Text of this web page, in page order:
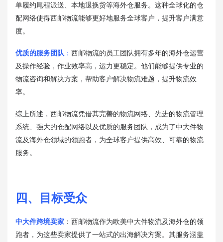
单履约尾程派送、本地退换货等海外仓服务。这种全球化的仓
配网络使得西邮物流能够更好地服务全球客户，提升客户满意
度。
优质的服务团队 ： 西邮物流的员工团队拥有多年的海外仓运营
及操作经验，作业效率高，运力更稳定。他们能够提供专业的
物流咨询和解决方案，帮助客户解决物流难题，提升物流效
率。
综上所述，西邮物流凭借其完善的物流网络、先进的物流管理
系统、强大的仓配网络以及优质的服务团队，成为了中大件物
流及海外仓领域的领跑者，为全球客户提供高效、可靠的物流
服务。
四、目标受众
中大件跨境卖家 ：西邮物流作为欧美中大件物流及海外仓的领
跑者，为这些卖家提供了一站式的出海解决方案。其服务涵盖